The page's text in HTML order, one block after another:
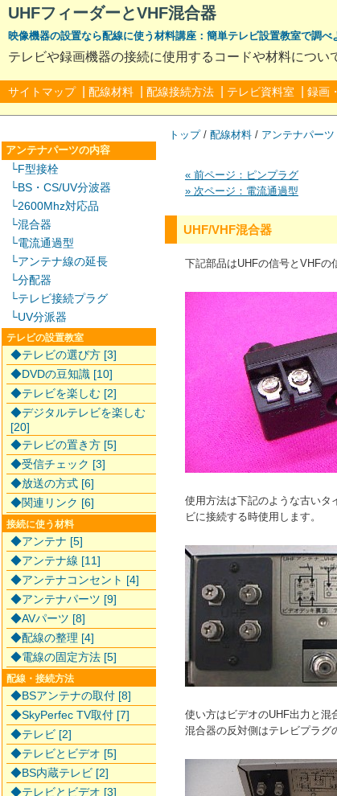
UHFフィーダーとVHF混合器
映像機器の設置なら配線に使う材料講座：簡単テレビ設置教室で調べ
テレビや録画機器の接続に使用するコードや材料につい
サイトマップ 配線材料 配線接続方法 テレビ資料室 録画
トップ/ 配線材料 / アンテナパーツ
« 前ページ：ピンプラグ
» 次ページ：電流通過型
UHF/VHF混合器
下記部品はUHFの信号とVHFの
使用方法は下記のような古いタ
ビに接続する時使用します。
使い方はビデオのUHF出力と混
混合器の反対側はテレビプラグ
アンテナパーツの内容
└F型接栓
└BS・CS/UV分波器
└2600Mhz対応品
└混合器
└電流通過型
└アンテナ線の延長
└分配器
└テレビ接続プラグ
└UV分派器
テレビの設置教室
◆テレビの選び方 [3]
◆DVDの豆知識 [10]
◆テレビを楽しむ [2]
◆デジタルテレビを楽しむ
[20]
◆テレビの置き方 [5]
◆受信チェック [3]
◆放送の方式 [6]
◆関連リンク [6]
接続に使う材料
◆アンテナ [5]
◆アンテナ線 [11]
◆アンテナコンセント [4]
◆アンテナパーツ [9]
◆AVパーツ [8]
◆配線の整理 [4]
◆電線の固定方法 [5]
配線・接続方法
◆BSアンテナの取付 [8]
◆SkyPerfec TV取付 [7]
◆テレビ [2]
◆テレビとビデオ [5]
◆BS内蔵テレビ [2]
◆テレビとビデオ [3]